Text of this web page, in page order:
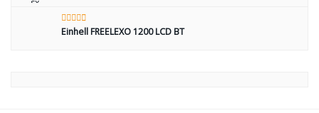
Einhell FREELEXO 1200 LCD BT